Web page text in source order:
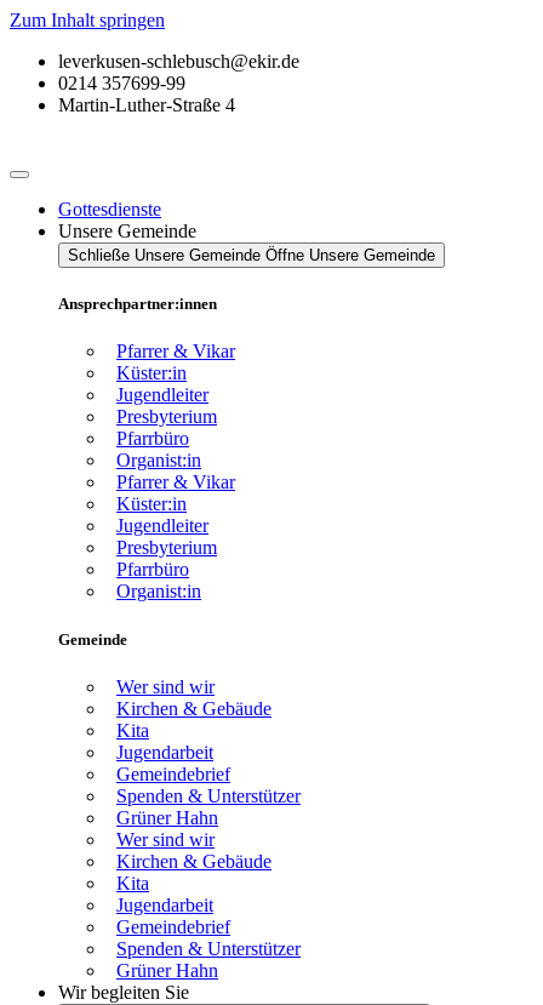
Zum Inhalt springen
leverkusen-schlebusch@ekir.de
0214 357699-99
Martin-Luther-Straße 4
Gottesdienste
Unsere Gemeinde
Schließe Unsere Gemeinde Öffne Unsere Gemeinde
Ansprechpartner:innen
Pfarrer & Vikar
Küster:in
Jugendleiter
Presbyterium
Pfarrbüro
Organist:in
Pfarrer & Vikar
Küster:in
Jugendleiter
Presbyterium
Pfarrbüro
Organist:in
Gemeinde
Wer sind wir
Kirchen & Gebäude
Kita
Jugendarbeit
Gemeindebrief
Spenden & Unterstützer
Grüner Hahn
Wer sind wir
Kirchen & Gebäude
Kita
Jugendarbeit
Gemeindebrief
Spenden & Unterstützer
Grüner Hahn
Wir begleiten Sie